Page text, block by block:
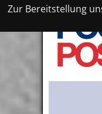
Zur Bereitstellung